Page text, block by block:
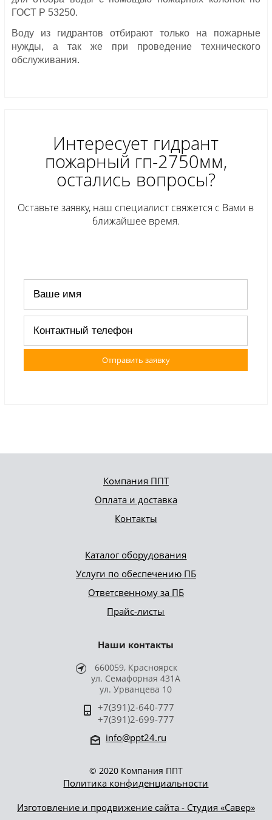
ГОСТ Р 53250.
Воду из гидрантов отбирают только на пожарные
нужды, а так же при проведение технического
обслуживания.
Интересует гидрант
пожарный гп-2750мм,
остались вопросы?
Оставьте заявку, наш специалист свяжется с Вами в
ближайшее время.
Отправить заявку
Компания ППТ
Оплата и доставка
Контакты
Каталог оборудования
Услуги по обеспечению ПБ
Ответсвенному за ПБ
Прайс-листы
Наши контакты
660059, Красноярск
ул. Семафорная 431А
ул. Урванцева 10
+7(391)2-640-777
+7(391)2-699-777
info@ppt24.ru
© 2020 Компания ППТ
Политика конфиденциальности
Изготовление и продвижение сайта - Студия «Савер»